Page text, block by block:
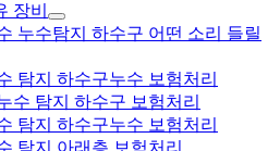
장비
누수탐지 하수구 어떤 소리 들릴
탐지 하수구누수 보험처리
수 탐지 하수구 보험처리
탐지 하수구누수 보험처리
탐지 아래층 보험처리